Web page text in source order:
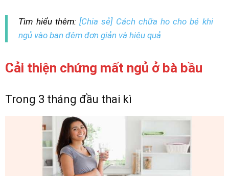
Tìm hiểu thêm:[Chia sẻ] Cách chữa ho cho bé khi
ngủ vào ban đêm đơn giản và hiệu quả
Cải thiện chứng mất ngủ ở bà bầu
Trong 3 tháng đầu thai kì